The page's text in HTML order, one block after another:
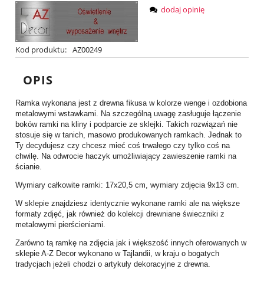
Kod produktu: AZ00249
dodaj opinię
OPIS
Ramka wykonana jest z drewna fikusa w kolorze wenge i ozdobiona
metalowymi wstawkami. Na szczególną uwagę zasługuje łączenie
boków ramki na kliny i podparcie ze sklejki. Takich rozwiązań nie
stosuje się w tanich, masowo produkowanych ramkach. Jednak to
Ty decydujesz czy chcesz mieć coś trwałego czy tylko coś na
chwilę. Na odwrocie haczyk umożliwiający zawieszenie ramki na
ścianie.
Wymiary całkowite ramki: 17x20,5 cm, wymiary zdjęcia 9x13 cm.
W sklepie znajdziesz identycznie wykonane ramki ale na większe
formaty zdjęć, jak również do kolekcji drewniane świeczniki z
metalowymi pierścieniami.
Zarówno tą ramkę na zdjęcia jak i większość innych oferowanych w
sklepie A-Z Decor wykonano w Tajlandii, w kraju o bogatych
tradycjach jeżeli chodzi o artykuły dekoracyjne z drewna.